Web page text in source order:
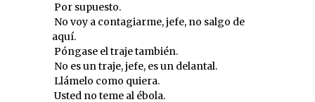
 Por supuesto.
 No voy a contagiarme, jefe, no salgo de
aquí.
 Póngase el traje también.
 No es un traje, jefe, es un delantal.
 Llámelo como quiera.
 Usted no teme al ébola.